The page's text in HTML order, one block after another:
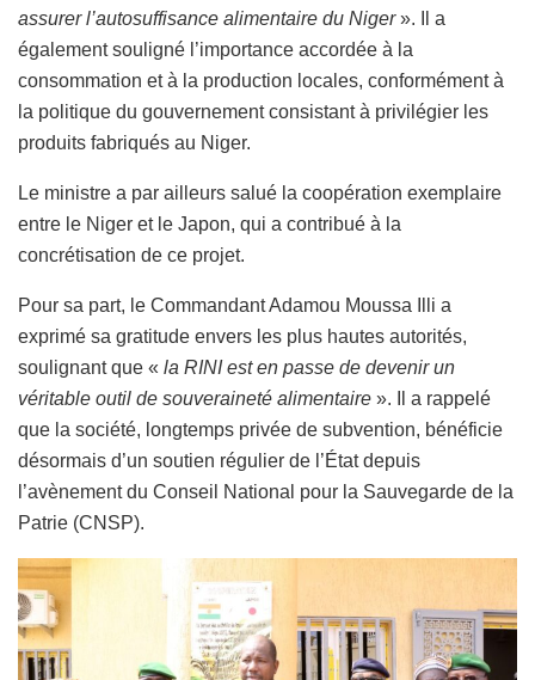
assurer l’autosuffisance alimentaire du Niger». Il a
également souligné l’importance accordée à la
consommation et à la production locales, conformément à
la politique du gouvernement consistant à privilégier les
produits fabriqués au Niger.
Le ministre a par ailleurs salué la coopération exemplaire
entre le Niger et le Japon, qui a contribué à la
concrétisation de ce projet.
Pour sa part, le Commandant Adamou Moussa Illi a
exprimé sa gratitude envers les plus hautes autorités,
soulignant que « la RINI est en passe de devenir un
véritable outil de souveraineté alimentaire ». Il a rappelé
que la société, longtemps privée de subvention, bénéficie
désormais d’un soutien régulier de l’État depuis
l’avènement du Conseil National pour la Sauvegarde de la
Patrie (CNSP).